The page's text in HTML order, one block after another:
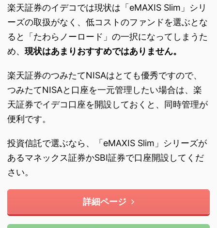
楽天証券のイデコでは現状は「eMAXIS Slim」シリ
ーズの取扱がなく、低コストのファンドを選ぶとな
ると「たわらノーロード」の一択になってしまうた
め、 現状はあまりおすすめではありません。
楽天証券のつみたてNISAはとても優秀ですので、
つみたてNISAと口座を一元管理したい場合は、楽
天証券でイデコ口座を開設しておくと、同時管理が
便利です。
投資信託で選ぶなら、「eMAXIS Slim」シリーズが
あるマネックス証券かSBI証券で口座開設してくだ
さい。
詳細ページ